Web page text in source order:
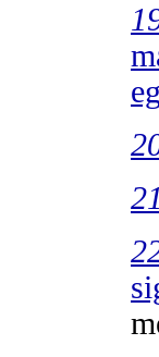
21